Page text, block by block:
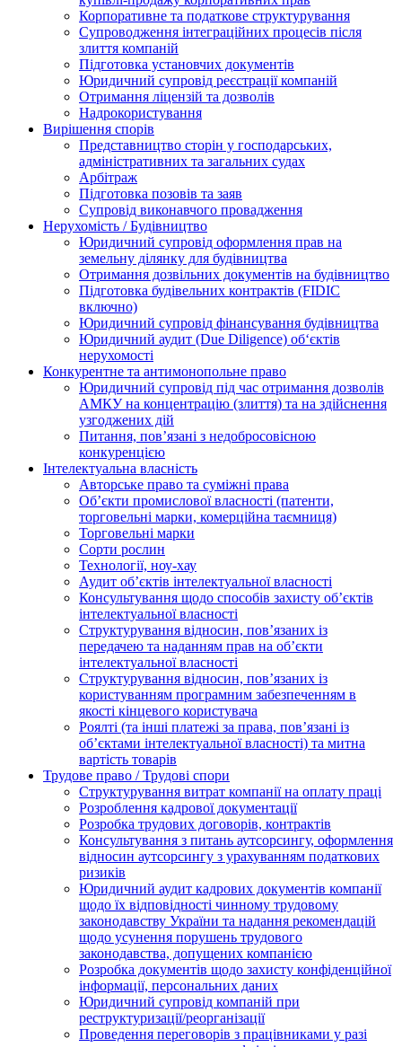
Корпоративне та податкове структурування
Супроводження інтеграційних процесів після
злиття компаній
Підготовка установчих документів
Юридичний супровід реєстрації компаній
Отримання ліцензій та дозволів
Надрокористування
Вирішення спорів
Представництво сторін у господарських,
адміністративних та загальних судах
Арбітраж
Підготовка позовів та заяв
Супровід виконавчого провадження
Нерухомість / Будівництво
Юридичний супровід оформлення прав на
земельну ділянку для будівництва
Отримання дозвільних документів на будівництво
Підготовка будівельних контрактів (FIDIC
включно)
Юридичний супровід фінансування будівництва
Юридичний аудит (Due Diligence) об‘єктів
нерухомості
Конкурентне та антимонопольне право
Юридичний супровід під час отримання дозволів
АМКУ на концентрацію (злиття) та на здійснення
узгоджених дій
Питання, пов’язані з недобросовісною
конкуренцією
Інтелектуальна власність
Авторське право та суміжні права
Oб’єкти промислової власності (патенти,
торговельні марки, комерційна таємниця)
Торговельні марки
Сорти рослин
Технології, ноу-хау
Аудит об’єктів інтелектуальної власності
Консультування щодо способів захисту об’єктів
інтелектуальної власності
Структурування відносин, пов’язаних із
передачею та наданням прав на об’єкти
інтелектуальної власності
Структурування відносин, пов’язаних із
користуванням програмним забезпеченням в
якості кінцевого користувача
Роялті (та інші платежі за права, пов’язані із
об’єктами інтелектуальної власності) та митна
вартість товарів
Трудове право / Трудові спори
Cтруктурування витрат компанії на оплату праці
Розроблення кадрової документації
Розробка трудових договорів, контрактів
Консультування з питань аутсорсингу, оформлення
відносин аутсорсингу з урахуванням податкових
ризиків
Юридичний аудит кадрових документів компанії
щодо їх відповідності чинному трудовому
законодавству України та надання рекомендацій
щодо усунення порушень трудового
законодавства, допущених компанією
Розробка документів щодо захисту конфіденційної
інформації, персональних даних
Юридичний супровід компаній при
реструктуризації/реорганізації
Проведення переговорів з працівниками у разі